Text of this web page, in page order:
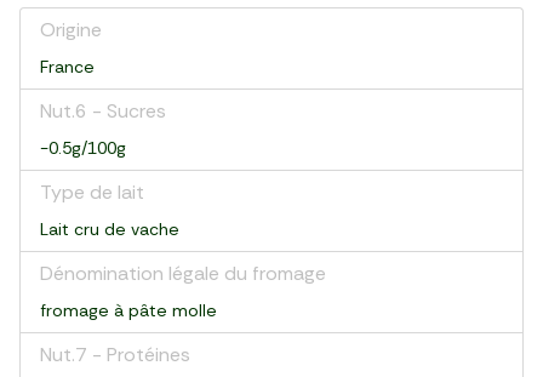
Origine
France
Nut.6 - Sucres
-0.5g/100g
Type de lait
Lait cru de vache
Dénomination légale du fromage
fromage à pâte molle
Nut.7 - Protéines